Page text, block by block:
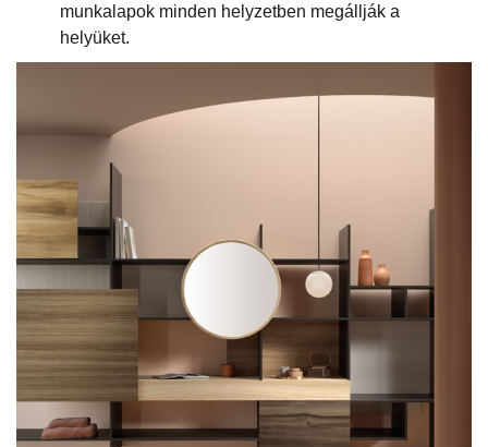
munkalapok minden helyzetben megállják a
helyüket.